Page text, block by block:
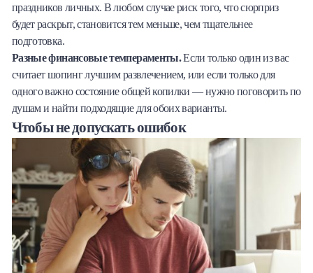
праздников личных. В любом случае риск того, что сюрприз
будет раскрыт, становится тем меньше, чем тщательнее
подготовка.
Разные финансовые темпераменты.Если только один из вас
считает шопинг лучшим развлечением, или если только для
одного важно состояние общей копилки — нужно поговорить по
душам и найти подходящие для обоих варианты.
Чтобы не допускать ошибок